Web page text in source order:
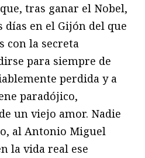
tras ganar el Nobel,
días en el Gijón del que
con la secreta
para siempre de
perdida y a
paradójico,
un viejo amor. Nadie
al Antonio Miguel
la vida real ese